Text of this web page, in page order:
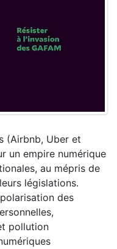
(Airbnb, Uber et
un empire numérique
au mépris de
législations.
des
pollution